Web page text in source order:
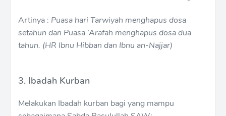
Artinya : Puasa hari Tarwiyah menghapus dosa
setahun dan Puasa ‘Arafah menghapus dosa dua
tahun. (HR Ibnu Hibban dan Ibnu an-Najjar)
3. Ibadah Kurban
Melakukan Ibadah kurban bagi yang mampu